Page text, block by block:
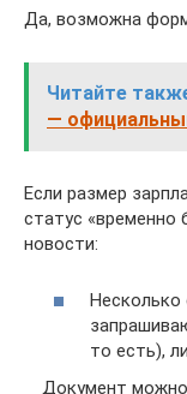
Да, возможна
Читайте
—
Если размер
статус «временно
новости:
Несколько
то есть),
Документ можно